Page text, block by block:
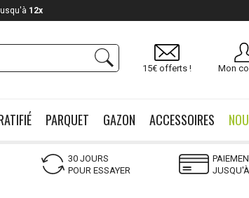
Mon
15€ offerts !
PARQUET GAZON ACCESSOIRES
30 JOURS
POUR ESSAYER
12x